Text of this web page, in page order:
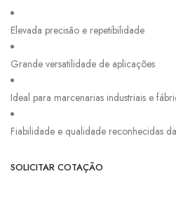
Elevada precisão e repetibilidade
Grande versatilidade de aplicações
Ideal para marcenarias industriais e
Fiabilidade e qualidade reconhecidas
SOLICITAR COTAÇÃO